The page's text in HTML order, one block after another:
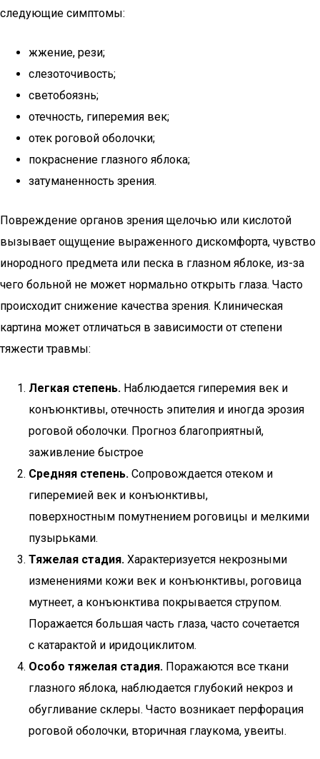
следующие симптомы:
жжение, рези;
слезоточивость;
светобоязнь;
отечность, гиперемия век;
отек роговой оболочки;
покраснение глазного яблока;
затуманенность зрения.
Повреждение органов зрения щелочью или кислотой
вызывает ощущение выраженного дискомфорта, чувство
инородного предмета или песка в глазном яблоке, из-за
чего больной не может нормально открыть глаза. Часто
происходит снижение качества зрения. Клиническая
картина может отличаться в зависимости от степени
тяжести травмы:
Легкая степень. Наблюдается гиперемия век и
конъюнктивы, отечность эпителия и иногда эрозия
роговой оболочки. Прогноз благоприятный,
заживление быстрое
Средняя степень. Сопровождается отеком и
гиперемией век и конъюнктивы,
поверхностным помутнением роговицы и мелкими
пузырьками.
Тяжелая стадия. Характеризуется некрозными
изменениями кожи век и конъюнктивы, роговица
мутнеет, а конъюнктива покрывается струпом.
Поражается большая часть глаза, часто сочетается
с катарактой и иридоциклитом.
Особо тяжелая стадия. Поражаются все ткани
глазного яблока, наблюдается глубокий некроз и
обугливание склеры. Часто возникает перфорация
роговой оболочки, вторичная глаукома, увеиты.